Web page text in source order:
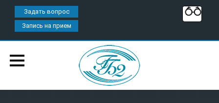
Задать вопрос
Запись на прием